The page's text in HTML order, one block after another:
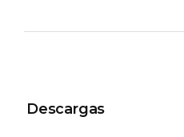
Descargas
Descargas